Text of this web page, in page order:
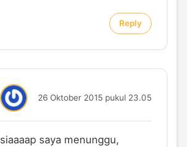
Reply
26 Oktober 2015 pukul 23.05
siaaaap saya menunggu,